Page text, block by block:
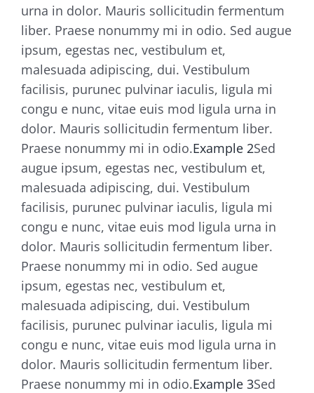
urna in dolor. Mauris sollicitudin fermentum
liber. Praese nonummy mi in odio. Sed augue
ipsum, egestas nec, vestibulum et,
malesuada adipiscing, dui. Vestibulum
facilisis, purunec pulvinar iaculis, ligula mi
congu e nunc, vitae euis mod ligula urna in
dolor. Mauris sollicitudin fermentum liber.
Praese nonummy mi in odio.Example 2Sed
augue ipsum, egestas nec, vestibulum et,
malesuada adipiscing, dui. Vestibulum
facilisis, purunec pulvinar iaculis, ligula mi
congu e nunc, vitae euis mod ligula urna in
dolor. Mauris sollicitudin fermentum liber.
Praese nonummy mi in odio. Sed augue
ipsum, egestas nec, vestibulum et,
malesuada adipiscing, dui. Vestibulum
facilisis, purunec pulvinar iaculis, ligula mi
congu e nunc, vitae euis mod ligula urna in
dolor. Mauris sollicitudin fermentum liber.
Praese nonummy mi in odio.Example 3Sed